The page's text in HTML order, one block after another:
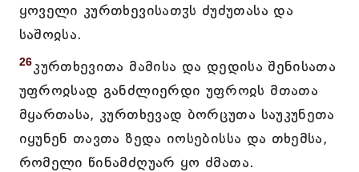
ყოველი კურთხევისათჳს ძუძუთასა და
საშოჲსა.
26კურთხევითა მამისა და დედისა შენისათა
უფროჲსად განძლიერდი უფროჲს მთათა
მყართასა, კურთხევად ბორცუთა საუკუნეთა
იყუნენ თავთა ზედა იოსებისსა და თხემსა,
რომელი წინამძღუარ ყო ძმათა.